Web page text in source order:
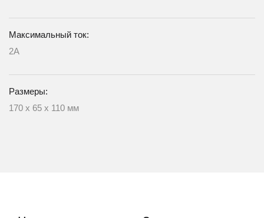
Максимальный ток:
2А
Размеры:
170 х 65 х 110 мм